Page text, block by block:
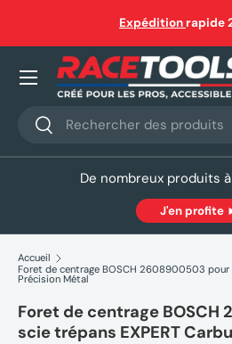
Aller au contenu
Recherche
Rechercher
Nos produits
De nombreux produits
J'en profite
Accueil
Foret de centrage BOSCH 2608900503 pour
Précision Métal
Foret de centrage
scie trépans EXPERT